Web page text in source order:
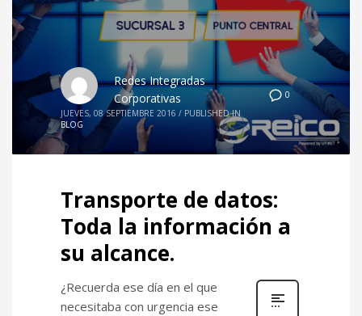
0
Redes Integradas
Corporativas
JUEVES, 08 SEPTIEMBRE 2016 / PUBLISHED IN
BLOG
Transporte de datos:
Toda la información a
su alcance.
¿Recuerda ese día en el que
necesitaba con urgencia ese